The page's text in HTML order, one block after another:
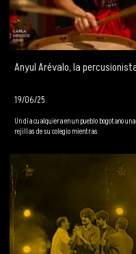
Anyul Arévalo, la
19/06/25
Un día cualquiera en un pueblo bogotano
rejillas de su colegio mientras